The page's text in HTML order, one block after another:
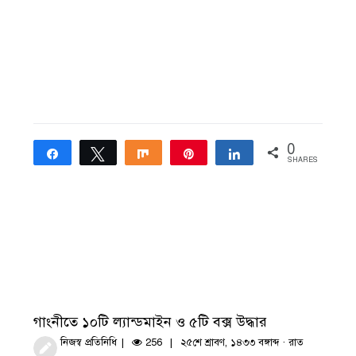
Share Tweet Share Share 0
SHARES
গাংনীতে ১০টি ল্যান্ডমাইন ও ৫টি বক্স উদ্ধার
নিজস্ব প্রতিনিধি 256 ২৫শে শ্রাবণ, ১৪৩৩ বঙ্গাব্দ · রাত